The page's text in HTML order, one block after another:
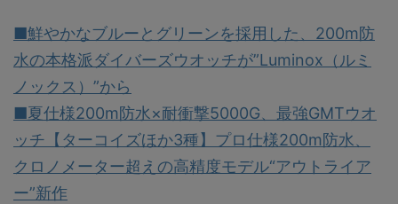
■鮮やかなブルーとグリーンを採用した、200m防
水の本格派ダイバーズウオッチが”Luminox（ルミ
ノックス）”から
■夏仕様200m防水×耐衝撃5000G、最強GMTウオ
ッチ【ターコイズほか3種】プロ仕様200m防水、
クロノメーター超えの高精度モデル“アウトライア
ー”新作